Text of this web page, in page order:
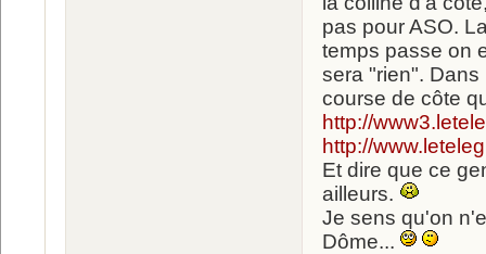
pas pour ASO.
temps passe on
sera "rien".
course de côte
http://
http://
Et dire que ce
ailleurs.
Je sens qu'on
Dôme...